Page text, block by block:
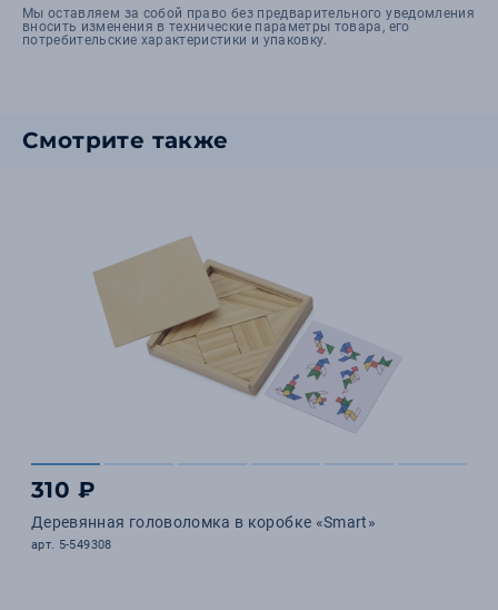
Мы оставляем за собой право без предварительного уведомления
вносить изменения в технические параметры товара, его
потребительские характеристики и упаковку.
Смотрите также
310 ₽
Деревянная головоломка в коробке «Smart»
арт. 5-549308